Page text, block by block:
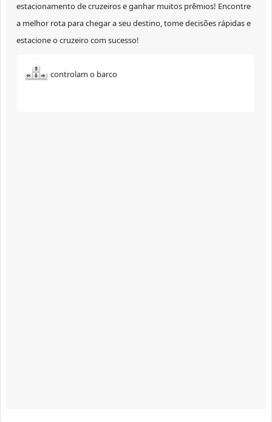
estacionamento de cruzeiros e ganhar muitos prêmios! Encontre
a melhor rota para chegar a seu destino, tome decisões rápidas e
estacione o cruzeiro com sucesso!
controlam o barco